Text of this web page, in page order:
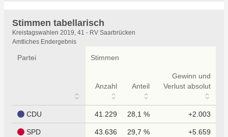
Stimmen tabellarisch
Stimmen
tabellarisch
Kreistagswahlen 2019, 41 - RV Saarbrücken
Amtliches Endergebnis
Partei Stimmen
Anzahl Anteil
Gewinn und
Verlust absolut
CDU 41.229 28,1 % +2.003
SPD 43.636 29,7 % +5.659